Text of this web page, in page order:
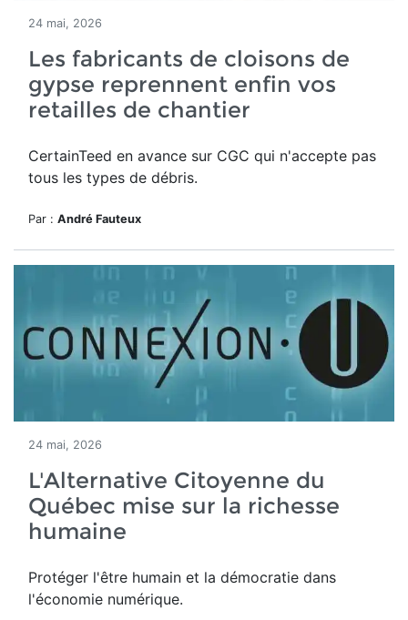
24 mai, 2026
Les fabricants de cloisons de
gypse reprennent enfin vos
retailles de chantier
CertainTeed en avance sur CGC qui n'accepte pas
tous les types de débris.
Par : André Fauteux
24 mai, 2026
L'Alternative Citoyenne du
Québec mise sur la richesse
humaine
Protéger l'être humain et la démocratie dans
l'économie numérique.